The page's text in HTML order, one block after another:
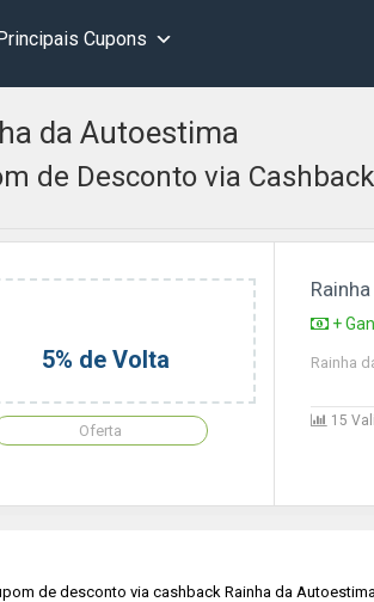
Cupons
da Autoestima
de Desconto via Cashback
5% de Volta
Oferta
+
Rainha
15
de desconto via cashback Rainha da